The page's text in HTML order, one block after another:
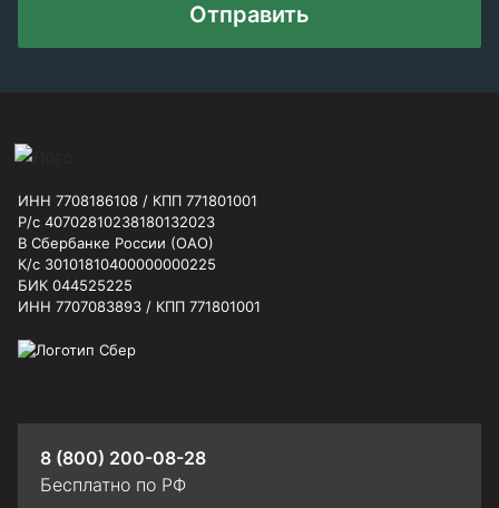
Отправить
ИНН 7708186108 / КПП 771801001
Р/с 40702810238180132023
В Сбербанке России (ОАО)
К/с 30101810400000000225
БИК 044525225
ИНН 7707083893 / КПП 771801001
8 (800) 200-08-28
Бесплатно по РФ